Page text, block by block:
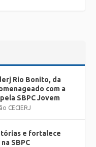
Rio Bonito, da
com a
SBPC Jovem
CECIERJ
e fortalece
SBPC